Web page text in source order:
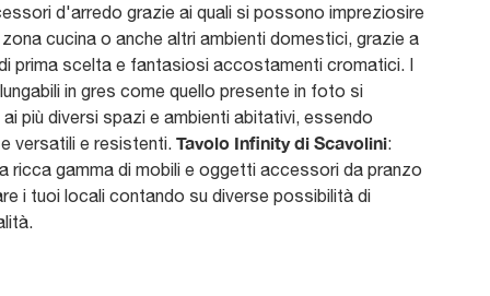
d'arredo grazie ai quali si possono impreziosire
zona cucina o anche altri ambienti domestici, grazie a
prima scelta e fantasiosi accostamenti cromatici. I
in gres come quello presente in foto si
più diversi spazi e ambienti abitativi, essendo
versatili e resistenti. Tavolo Infinity di Scavolini:
ricca gamma di mobili e oggetti accessori da pranzo
i tuoi locali contando su diverse possibilità di